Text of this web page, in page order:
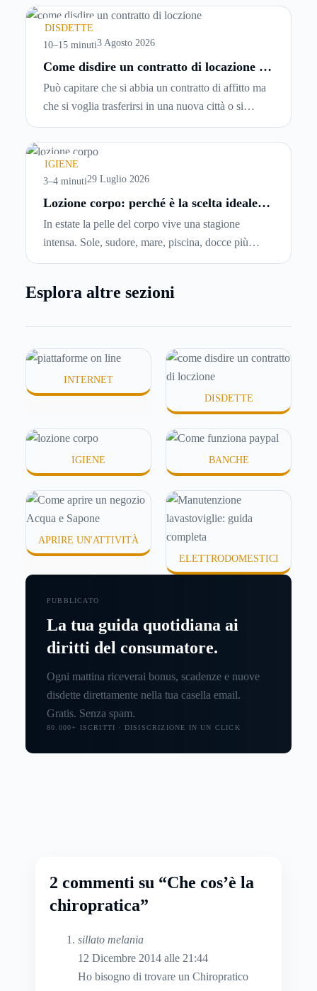
leggerle davvero. Tutto avviene in pochi minuti,
spesso senza che ci si fermi a capire dove si sta
entrando.
DISDETTE
10–15 minuti3 Agosto 2026
Come disdire un contratto di locazione in
modo corretto ed efficace
Può capitare che si abbia un contratto di affitto ma
che si voglia trasferirsi in una nuova città o si
abbiano problemi a pagare il canone, per cui si
comincia a cercare un’altra abitazione: è legittimo
chiedersi se è possibile
locazioneprima che scada. In questa guida
capiremo come inviare la disdetta per un contratto
IGIENE
3–4 minuti29 Luglio 2026
Lozione corpo: perché è la scelta ideale
In estate la pelle del corpo vive una stagione
intensa. Sole, sudore, mare, piscina, docce più
frequenti e aria condizionata possono renderla
meno confortevole. Eppure, proprio nei mesi caldi,
o difficili da assorbire.
Esplora altre sezioni
INTERNET
DISDETTE
IGIENE BANCHE
APRIRE UN'ATTIVITÀ
ELETTRODOMESTICI
PUBBLICATO
La tua guida quotidiana ai
diritti del consumatore.
Ogni mattina riceverai bonus, scadenze e nuove
disdette direttamente nella tua casella email.
Gratis. Senza spam.
80.000+ ISCRITTI · DISISCRIZIONE IN UN CLICK
2 commenti su “Che cos’è la
chiropratica”
sillato melania
12 Dicembre 2014 alle 21:44
Ho bisogno di trovare un Chiropratico